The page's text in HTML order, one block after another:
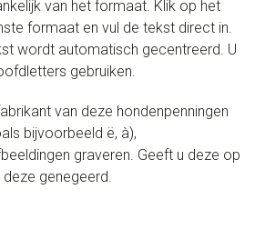
van het formaat. Klik op het
formaat en vul de tekst direct in.
wordt automatisch gecentreerd. U
gebruiken.
van deze hondenpenningen
bijvoorbeeld ë, à),
graveren. Geeft u deze op
genegeerd.